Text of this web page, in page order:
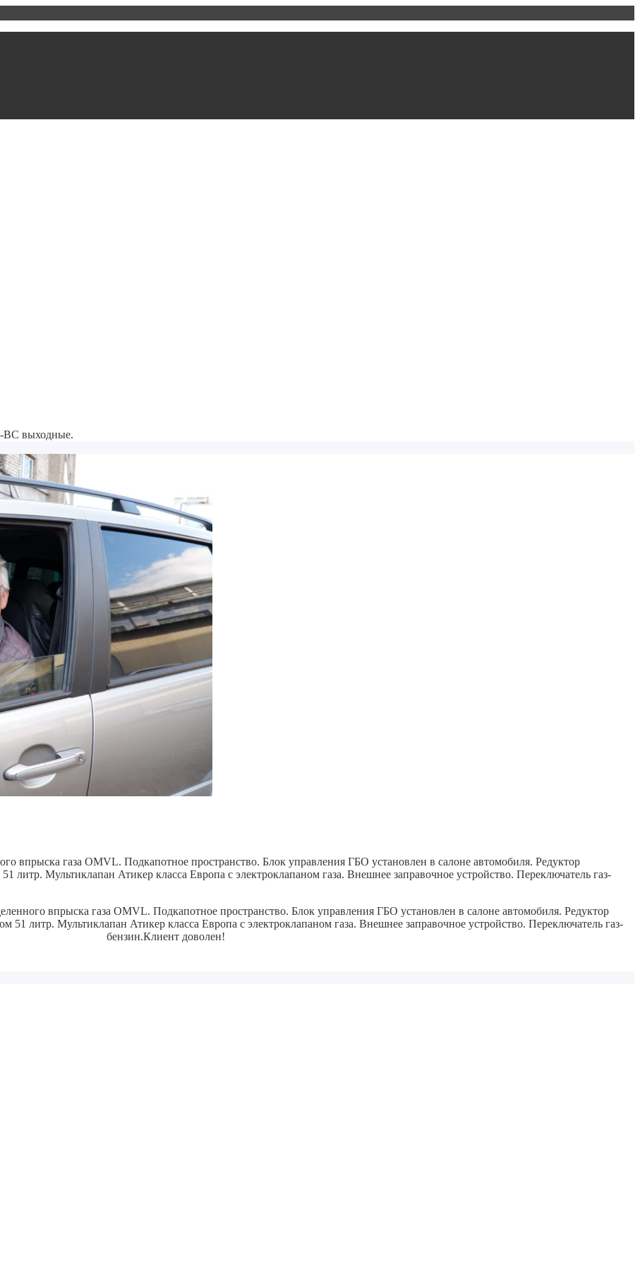
ВС выходные.
впрыска газа OMVL. Подкапотное пространство. Блок управления ГБО установлен в салоне автомобиля. Редуктор
Мультиклапан Атикер класса Европа с электроклапаном газа. Внешнее заправочное устройство. Переключатель газ-
впрыска газа OMVL. Подкапотное пространство. Блок управления ГБО установлен в салоне автомобиля. Редуктор
51 литр. Мультиклапан Атикер класса Европа с электроклапаном газа. Внешнее заправочное устройство. Переключатель газ-
бензин.Клиент доволен!